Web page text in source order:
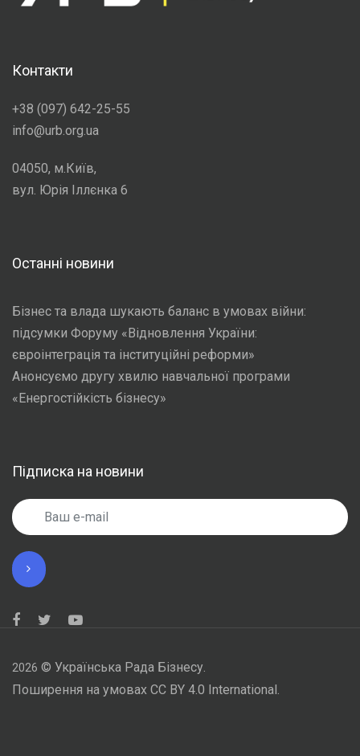
Контакти
+38 (097) 642-25-55
info@urb.org.ua
04050, м.Київ,
вул. Юрія Іллєнка 6
Останні новини
Бізнес та влада шукають баланс в умовах війни:
підсумки Форуму «Відновлення України:
євроінтеграція та інституційні реформи»
Анонсуємо другу хвилю навчальної програми
«Енергостійкість бізнесу»
Підписка на новини
2026 © Українська Рада Бізнесу.
Поширення на умовах CC BY 4.0 International.